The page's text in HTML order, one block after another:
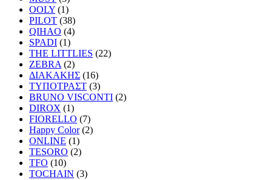
OOLY (1)
PILOT (38)
QIHAO (4)
SPADI (1)
THE LITTLIES (22)
ZEBRA (2)
ΔΙΑΚΑΚΗΣ (16)
ΤΥΠΟΤΡΑΣΤ (3)
BRUNO VISCONTI (2)
DIROX (1)
FIORELLO (7)
Happy Color (2)
ONLINE (1)
TESORO (2)
TFO (10)
TOCHAIN (3)